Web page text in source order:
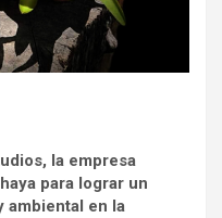
la empresa
para lograr un
ambiental en la